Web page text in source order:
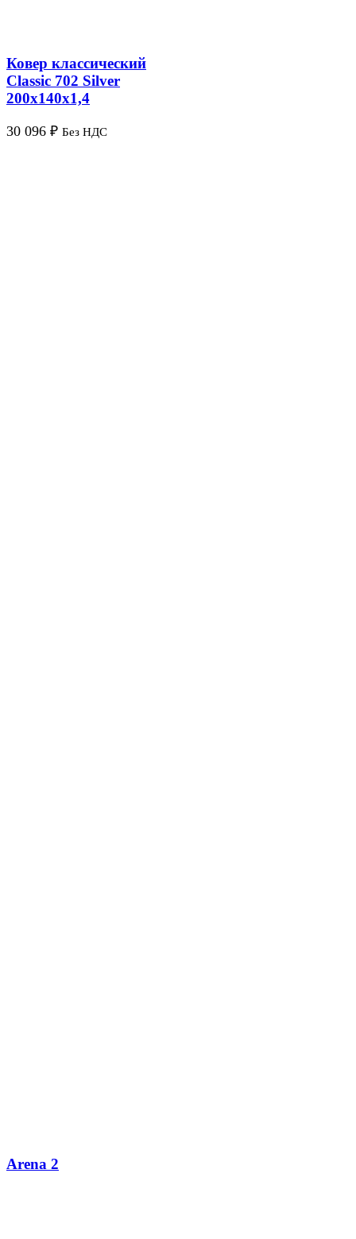
Ковер классический
Classic 702 Silver
200х140х1,4
30 096 ₽ Без НДС
Arena 2